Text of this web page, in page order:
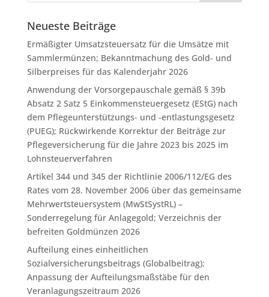
Neueste Beiträge
Ermäßigter Umsatzsteuersatz für die Umsätze mit
Sammlermünzen; Bekanntmachung des Gold- und
Silberpreises für das Kalenderjahr 2026
Anwendung der Vorsorgepauschale gemäß § 39b
Absatz 2 Satz 5 Einkommensteuergesetz (EStG) nach
dem Pflegeunterstützungs- und -entlastungsgesetz
(PUEG); Rückwirkende Korrektur der Beiträge zur
Pflegeversicherung für die Jahre 2023 bis 2025 im
Lohnsteuerverfahren
Artikel 344 und 345 der Richtlinie 2006/112/EG des
Rates vom 28. November 2006 über das gemeinsame
Mehrwertsteuersystem (MwStSystRL) –
Sonderregelung für Anlagegold; Verzeichnis der
befreiten Goldmünzen 2026
Aufteilung eines einheitlichen
Sozialversicherungsbeitrags (Globalbeitrag);
Anpassung der Aufteilungsmaßstäbe für den
Veranlagungszeitraum 2026